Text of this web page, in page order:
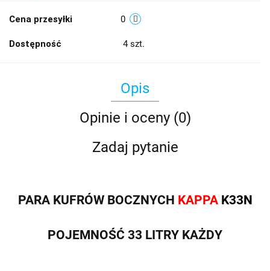
Cena przesyłki 0
Dostępność 4 szt.
Opis
Opinie i oceny (0)
Zadaj pytanie
PARA KUFRÓW BOCZNYCH KAPPA K33N
POJEMNOŚĆ 33 LITRY KAŻDY